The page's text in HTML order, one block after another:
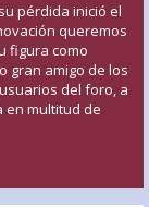
pérdida inició el
queremos
figura como
gran amigo de los
del foro, a
en multitud de